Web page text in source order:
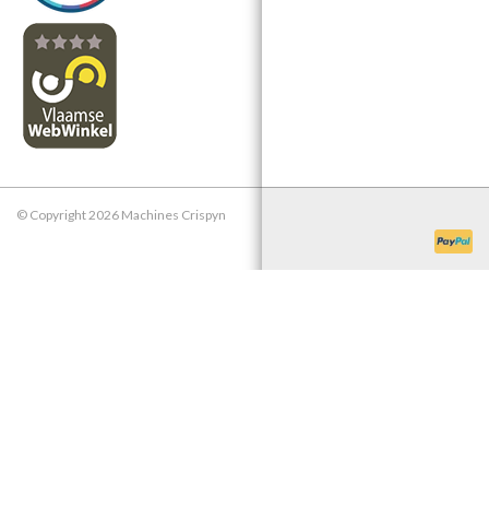
© Copyright 2026 Machines Crispyn